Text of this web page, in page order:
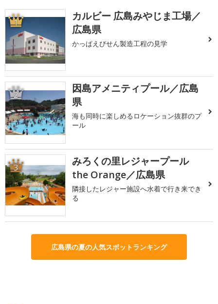
1
カルビー 広島みやじま工場／
広島県
かっぱえびせん製造工程の見学
2
因島アメニティプール／広島
県
海も同時に楽しめるロケーション抜群のプ
ール
3
みろくの里レジャープール
the Orange／広島県
隣接したレジャー施設へ水着で行き来でき
る
広島県の夏の人気スポットランキング